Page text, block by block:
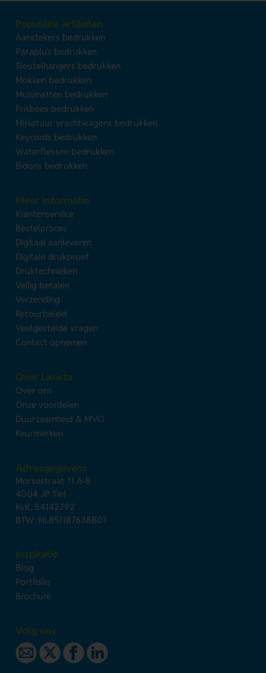
Populaire artikelen
Aanstekers bedrukken
Paraplu's bedrukken
Sleutelhangers bedrukken
Mokken bedrukken
Muismatten bedrukken
Frisbees bedrukken
Miniatuur vrachtwagens bedrukken
Keycords bedrukken
Waterflessen bedrukken
Bidons bedrukken
Meer informatie
Klantenservice
Bestelproces
Digitaal aanleveren
Digitale drukproef
Druktechnieken
Veilig betalen
Verzending
Retourbeleid
Veelgestelde vragen
Contact opnemen
Over Lavista
Over ons
Onze voordelen
Duurzaamheid & MVO
Keurmerken
Adresgegevens
Morsestraat 11 A-B
4004 JP Tiel
KvK: 54142792
BTW: NL851187638B01
Inspiratie
Blog
Portfolio
Brochure
Volg ons